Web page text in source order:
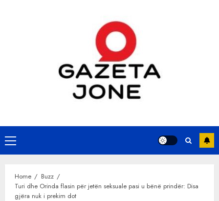
Primary
Menu
Home
Buzz
Turi dhe Orinda flasin për jetën seksuale pasi u bënë prindër: Disa
gjëra nuk i prekim dot